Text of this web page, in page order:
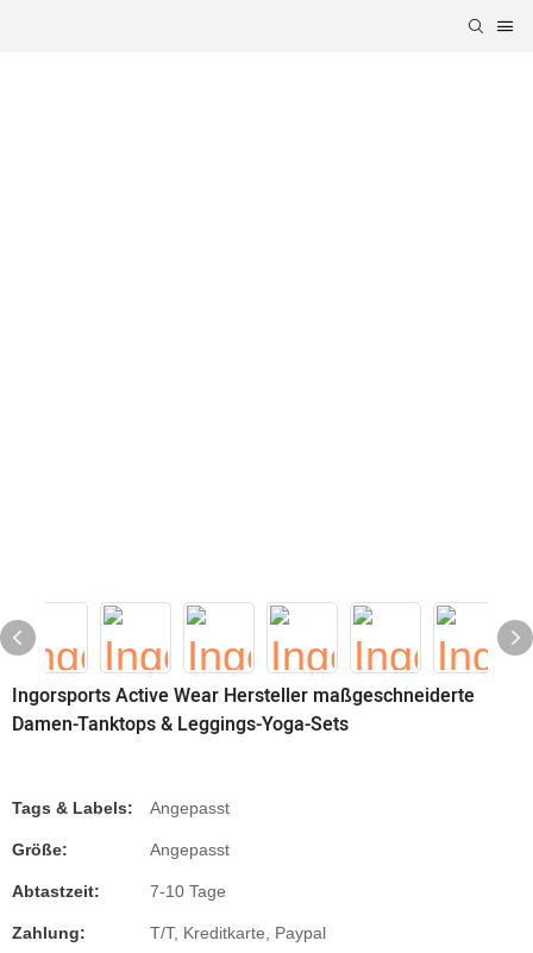
Ingorsports Active Wear Hersteller maßgeschneiderte
Damen-Tanktops & Leggings-Yoga-Sets
Tags & Labels: Angepasst
Größe: Angepasst
Abtastzeit: 7-10 Tage
Zahlung: T/T, Kreditkarte, Paypal